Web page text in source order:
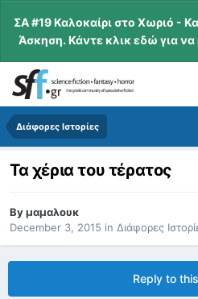
ΣΑ #19 Καλοκαίρι στο Χωριό -
Άσκηση. Κάντε κλικ εδώ για να
Διάφορες Ιστορίες
Τα χέρια του τέρατος
Byμαμαλουκ
December 3, 2015 in Διάφορες
Reply to